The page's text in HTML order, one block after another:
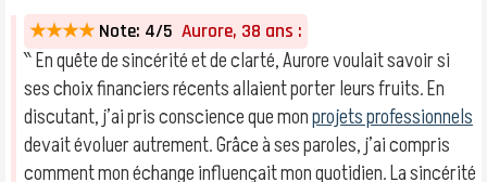
★★★★ Note: 4/5 Aurore, 38 ans :
‶ En quête de sincérité et de clarté, Aurore voulait savoir si
ses choix financiers récents allaient porter leurs fruits. En
discutant, j’ai pris conscience que monprojets professionnels
devait évoluer autrement. Grâce à ses paroles, j’ai compris
comment mon échange influençait mon quotidien. La sincérité